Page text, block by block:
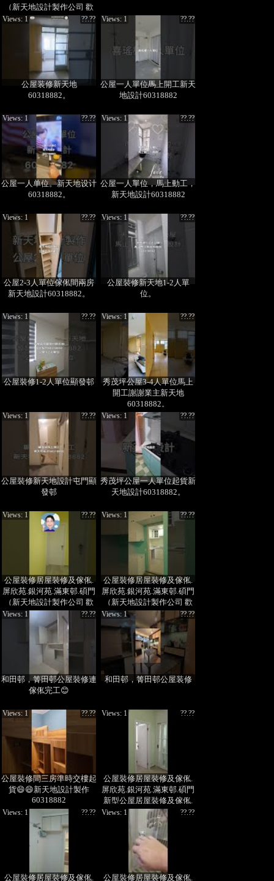
（新天地設計製作公司 歡
迎查詢 60318882 周小姐）
公屋装修新天地
60318882。
??.??
Views: 1
公屋一人單位馬上開工新天
地設計60318882
??.??
Views: 1
公屋一人单位。新天地设计
60318882。
??.??
Views: 1
公屋一人單位，馬上動工，
新天地設計60318882
??.??
Views: 1
公屋2-3人單位傢俬間兩房
新天地設計60318882。
??.??
Views: 1
公屋裝修新天地1-2人單
位。
??.??
Views: 1
公屋裝修1-2人單位顯發邨
??.??
Views: 1
秀茂坪公屋3-4人單位馬上
開工謝謝業主新天地
60318882。
??.??
Views: 1
公屋裝修新天地設計屯門顯
發邨
??.??
Views: 1
秀茂坪公屋一人單位起貨新
天地設計60318882。
??.??
Views: 1
公屋裝修居屋裝修及傢俬.
屏欣苑.銀河苑.滿東邨.碩門
（新天地設計製作公司 歡
迎查詢 60318882 周小姐）
??.??
Views: 1
公屋裝修居屋裝修及傢俬.
屏欣苑.銀河苑.滿東邨.碩門
（新天地設計製作公司 歡
迎查詢 60318882 周小姐）
??.??
Views: 1
和田邨，箐田邨公屋裝修連
傢俬完工😊
??.??
Views: 1
和田邨，箐田邨公屋装修
??.??
Views: 1
公屋裝修間三房準時交樓起
貨😄😄新天地設計製作
60318882
??.??
Views: 1
公屋裝修居屋裝修及傢俬.
屏欣苑.銀河苑.滿東邨.碩門
新型公屋居屋裝修及傢俬.
碩門4~6人單位（新天地設
計製作公司 歡迎查詢
35963556 60318882 周小
??.??
Views: 1
公屋裝修居屋裝修及傢俬.
??.??
Views: 1
公屋裝修居屋裝修及傢俬.
??.??
Views: 1